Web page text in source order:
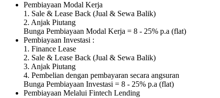
Pembiayaan Modal Kerja
1. Sale & Lease Back (Jual & Sewa Balik)
2. Anjak Piutang
Bunga Pembiayaan Modal Kerja = 8 - 25% p.a (flat)
Pembiayaan Investasi :
1. Finance Lease
2. Sale & Lease Back (Jual & Sewa Balik)
3. Anjak Piutang
4. Pembelian dengan pembayaran secara angsuran
Bunga Pembiayaan Investasi = 8 - 25% p.a (flat)
Pembiayaan Melalui Fintech Lending